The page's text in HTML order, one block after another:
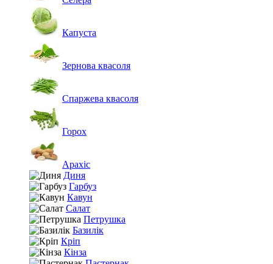
Капуста
Зернова квасоля
Спаржева квасоля
Горох
Арахіс
Диня
Гарбуз
Кавун
Салат
Петрушка
Базилік
Кріп
Кінза